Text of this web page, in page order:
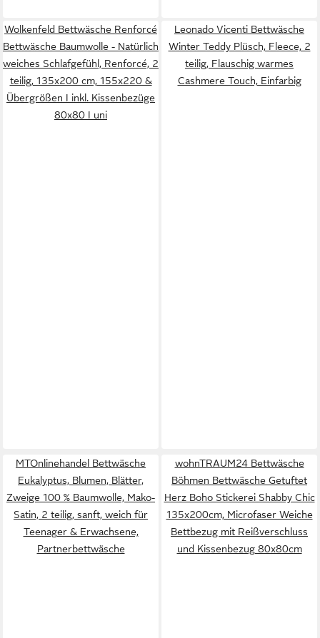
Wolkenfeld Bettwäsche Renforcé
Bettwäsche Baumwolle - Natürlich
weiches Schlafgefühl, Renforcé, 2
teilig, 135x200 cm, 155x220 &
Übergrößen I inkl. Kissenbezüge
80x80 I uni
Leonado Vicenti Bettwäsche
Winter Teddy Plüsch, Fleece, 2
teilig, Flauschig warmes
Cashmere Touch, Einfarbig
MTOnlinehandel Bettwäsche
Eukalyptus, Blumen, Blätter,
Zweige 100 % Baumwolle, Mako-
Satin, 2 teilig, sanft, weich für
Teenager & Erwachsene,
Partnerbettwäsche
wohnTRAUM24 Bettwäsche
Böhmen Bettwäsche Getuftet
Herz Boho Stickerei Shabby Chic
135x200cm, Microfaser Weiche
Bettbezug mit Reißverschluss
und Kissenbezug 80x80cm